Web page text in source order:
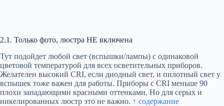
2.1. Только фото, люстра НЕ включена
Тут подойдет любой свет (вспышки/лампы) с одинаковой
цветовой температурой для всех осветительных приборов.
Желателен высокий CRI, если диодный свет, и пилотный свет у
вспышек тоже важен для работы. Приборы с CRI меньше 90
плохи западающими красными оттенками. Но для серых и
никелированных люстр это не важно. ↑ содержание